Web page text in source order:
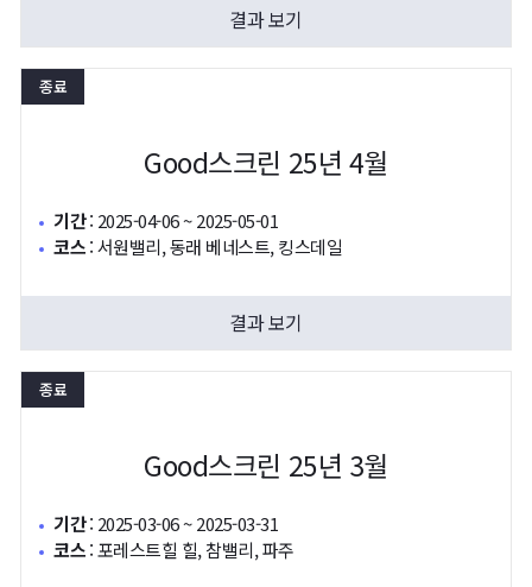
결과 보기
종료
Good스크린 25년 4월
기간: 2025-04-06 ~ 2025-05-01
코스:서원밸리, 동래 베네스트, 킹스데일
결과 보기
종료
Good스크린 25년 3월
기간: 2025-03-06 ~ 2025-03-31
코스:포레스트힐 힐, 참밸리, 파주